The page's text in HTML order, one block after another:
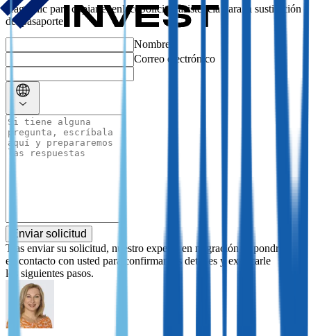
Solicitar asistencia para la sustitución
del pasaporte
Nombre
Correo electrónico
Enviar solicitud
Tras enviar su solicitud, nuestro experto en migración se pondrá
en contacto con usted para confirmar los detalles y explicarle
los siguientes pasos.